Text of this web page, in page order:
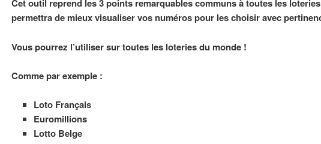
Cet outil reprend les 3 points remarquables communs à toutes les
permettra de mieux visualiser vos numéros pour les choisir avec
Vous pourrez l’utiliser sur toutes les loteries du monde !
Comme par exemple :
Loto Français
Euromillions
Lotto Belge